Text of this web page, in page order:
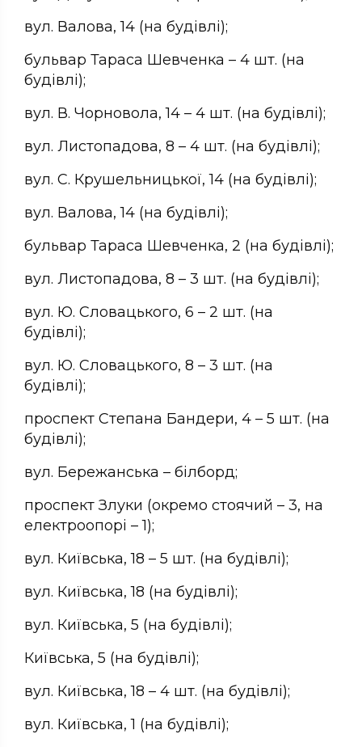
вул. Валова, 14 (на будівлі);
бульвар Тараса Шевченка – 4 шт. (на
будівлі);
вул. В. Чорновола, 14 – 4 шт. (на будівлі);
вул. Листопадова, 8 – 4 шт. (на будівлі);
вул. С. Крушельницької, 14 (на будівлі);
вул. Валова, 14 (на будівлі);
бульвар Тараса Шевченка, 2 (на будівлі);
вул. Листопадова, 8 – 3 шт. (на будівлі);
вул. Ю. Словацького, 6 – 2 шт. (на
будівлі);
вул. Ю. Словацького, 8 – 3 шт. (на
будівлі);
проспект Степана Бандери, 4 – 5 шт. (на
будівлі);
вул. Бережанська – білборд;
проспект Злуки (окремо стоячий – 3, на
електроопорі – 1);
вул. Київська, 18 – 5 шт. (на будівлі);
вул. Київська, 18 (на будівлі);
вул. Київська, 5 (на будівлі);
Київська, 5 (на будівлі);
вул. Київська, 18 – 4 шт. (на будівлі);
вул. Київська, 1 (на будівлі);